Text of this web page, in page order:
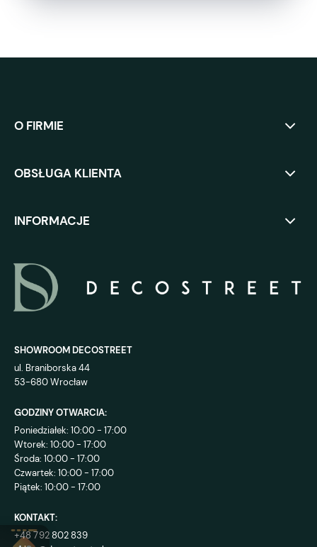
O FIRMIE
OBSŁUGA KLIENTA
INFORMACJE
SHOWROOM DECOSTREET
ul. Braniborska 44
53-680 Wrocław
GODZINY OTWARCIA:
Poniedziałek: 10:00 - 17:00
Wtorek: 10:00 - 17:00
Środa: 10:00 - 17:00
Czwartek: 10:00 - 17:00
Piątek: 10:00 - 17:00
KONTAKT:
+48 792 802 839